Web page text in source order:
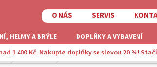
1 400 Kč. Nakupte doplňky se slevou 20 %!
O NÁS SERVIS
HELMY A BRÝLE DOPLŇKY A VYBAVENÍ
Stojánky Author Stojan AKS-16A C X9 |